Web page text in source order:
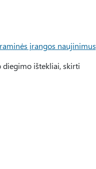
įrangos naujinimus
ištekliai, skirti